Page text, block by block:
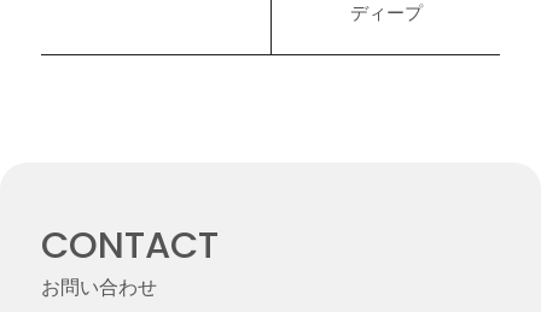
ディープ
CONTACT
お問い合わせ